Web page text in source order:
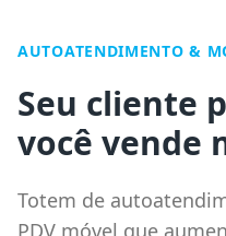
AUTOATENDIMENTO &
Seu cliente
você vende
Totem de
PDV móvel que